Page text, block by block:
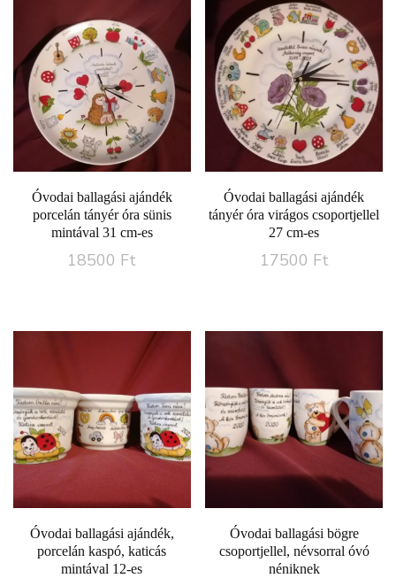
Óvodai ballagási ajándék
porcelán tányér óra sünis
mintával 31 cm-es
18500 Ft
Óvodai ballagási ajándék
tányér óra virágos csoportjellel
27 cm-es
17500 Ft
Óvodai ballagási ajándék,
porcelán kaspó, katicás
mintával 12-es
Óvodai ballagási bögre
csoportjellel, névsorral óvó
néniknek